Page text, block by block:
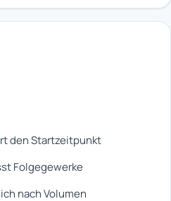
den Startzeitpunkt
Folgegewerke
nach Volumen